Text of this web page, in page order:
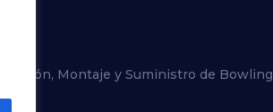
Montaje y Suministro de Bowling